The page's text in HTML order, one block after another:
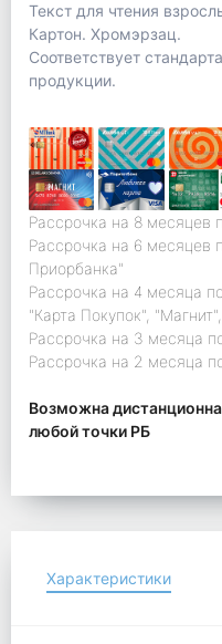
Текст для чтения
Картон. Хромэрзац.
Соответствует
продукции.
Рассрочка на 8 месяцев
Рассрочка на 6 месяцев
Приорбанка"
Рассрочка на 4 месяца
"Карта Покупок",
Рассрочка на 3 месяца
Рассрочка на 2 месяца
Возможна
любой точки РБ
Характеристики